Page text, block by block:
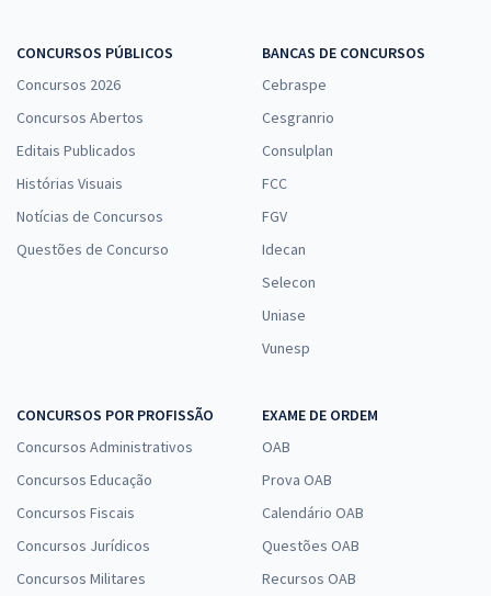
CONCURSOS PÚBLICOS
Concursos 2026
Concursos Abertos
Editais Publicados
Histórias Visuais
Notícias de Concursos
Questões de Concurso
BANCAS DE CONCURSOS
Cebraspe
Cesgranrio
Consulplan
FCC
FGV
Idecan
Selecon
Uniase
Vunesp
CONCURSOS POR PROFISSÃO
Concursos Administrativos
Concursos Educação
Concursos Fiscais
Concursos Jurídicos
Concursos Militares
EXAME DE ORDEM
OAB
Prova OAB
Calendário OAB
Questões OAB
Recursos OAB